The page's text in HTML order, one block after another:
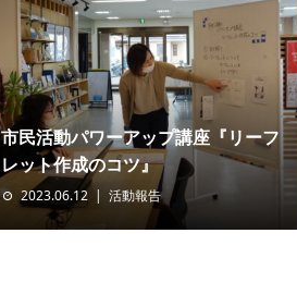
市民活動パワーアップ講座『リーフ
レット作成のコツ』
2023.06.12 活動報告